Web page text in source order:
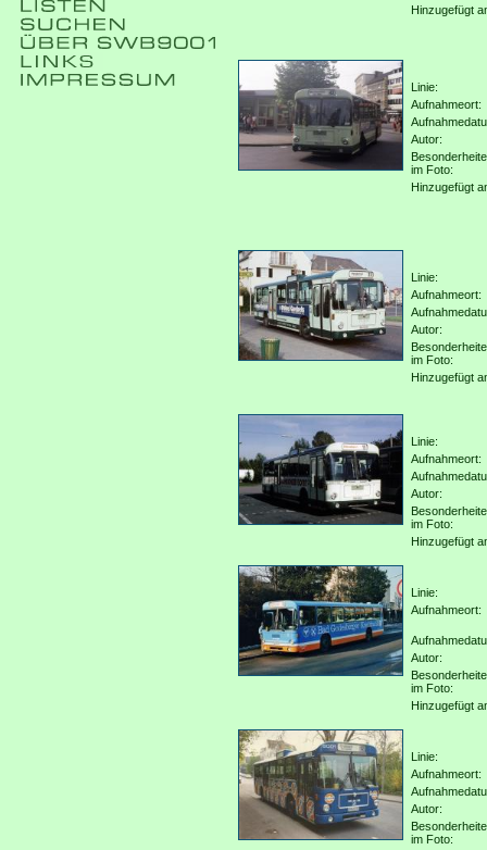
Hinzugefügt
Linie:
Aufnahmeort:
Autor:
im Foto:
Hinzugefügt
Linie:
Aufnahmeort:
Autor:
im Foto:
Hinzugefügt
Linie:
Aufnahmeort:
Autor:
im Foto:
Hinzugefügt
Linie:
Aufnahmeort:
Autor:
im Foto:
Hinzugefügt
Linie:
Aufnahmeort:
Autor:
im Foto: